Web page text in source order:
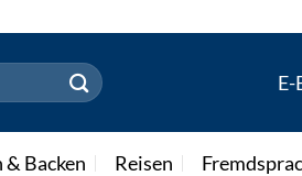
E-
& Backen Reisen